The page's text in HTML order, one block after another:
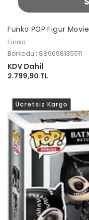
Funko POP Figür
Frodo Baggins LE
Funko
Barkodu : 889698135511
KDV Dahil
2.799,90 TL
Ücretsiz Kargo